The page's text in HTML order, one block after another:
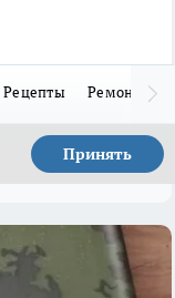
Рецепты Ремонт
Принять